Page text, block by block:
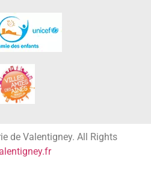
de Valentigney. All Rights